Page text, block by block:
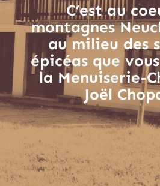
C’est au
montagnes
au milieu des
épicéas que
la Menuiserie-
Joël